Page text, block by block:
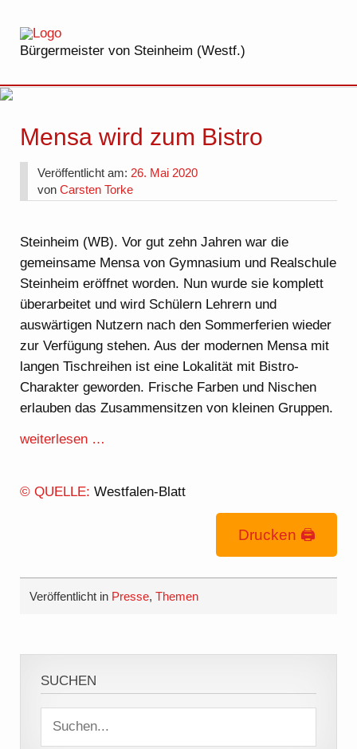
Bürgermeister von Steinheim (Westf.)
Mensa wird zum Bistro
Veröffentlicht am: 26. Mai 2020
vonCarsten Torke
Steinheim (WB). Vor gut zehn Jahren war die
gemeinsame Mensa von Gymnasium und Realschule
Steinheim eröffnet worden. Nun wurde sie komplett
überarbeitet und wird Schülern Lehrern und
auswärtigen Nutzern nach den Sommerferien wieder
zur Verfügung stehen. Aus der modernen Mensa mit
langen Tischreihen ist eine Lokalität mit Bistro-
Charakter geworden. Frische Farben und Nischen
erlauben das Zusammensitzen von kleinen Gruppen.
weiterlesen …
© QUELLE:Westfalen-Blatt
Drucken 🖨
Veröffentlicht in Presse,Themen
SUCHEN